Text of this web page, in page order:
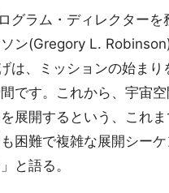
グラム・ディレクターを
ン(Gregory L.
は、ミッションの始まり
です。これから、宇宙
展開するという、これ
困難で複雑な展開シー
と語る。